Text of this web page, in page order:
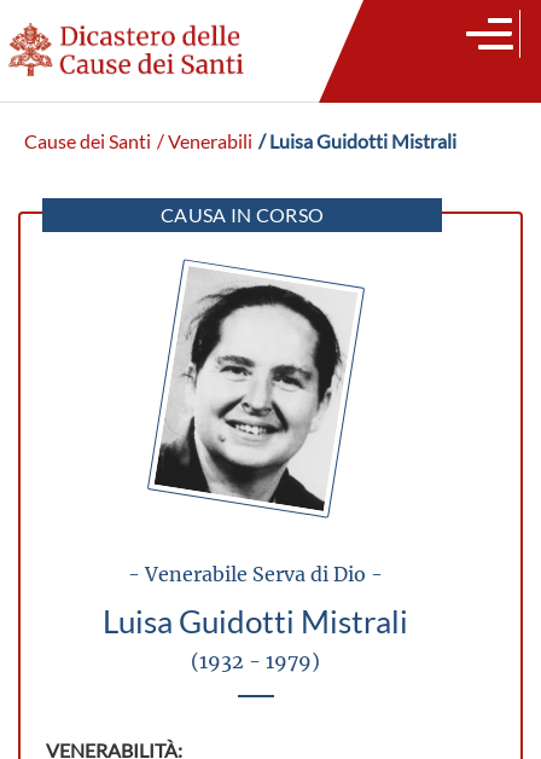
Cause dei Santi / Venerabili / Luisa Guidotti Mistrali
CAUSA IN CORSO
- Venerabile Serva di Dio -
Luisa Guidotti Mistrali
(1932 - 1979)
VENERABILITÀ: